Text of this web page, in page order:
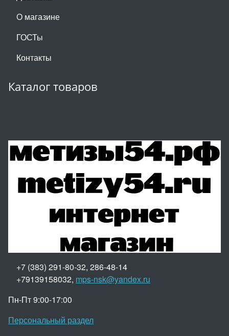
О магазине
ГОСТы
Контакты
Каталог товаров
+7 (383) 291-80-32, 286-48-14
+79139158032, mps-nsk@yandex.ru
Пн-Пт 9:00-17:00
Персональный раздел